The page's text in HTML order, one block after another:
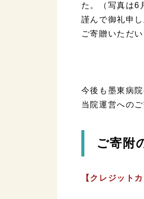
た。（写真は6
謹んで御礼申し
ご寄贈いただ
今後も墨東病
当院運営への
ご寄附
【クレジット